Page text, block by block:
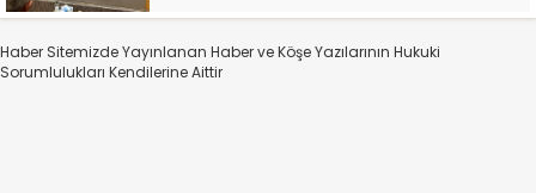
Haber Sitemizde Yayınlanan Haber ve Köşe Yazılarının Hukuki
Sorumlulukları Kendilerine Aittir